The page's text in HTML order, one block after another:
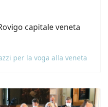
capitale veneta
per la voga alla veneta